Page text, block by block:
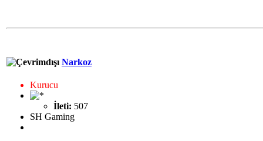
Narkoz
Kurucu
İleti: 507
SH Gaming